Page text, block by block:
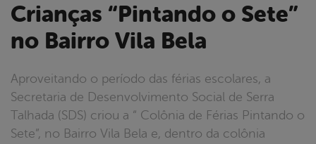
Crianças “Pintando o Sete”
no Bairro Vila Bela
Aproveitando o período das férias escolares, a
Secretaria de Desenvolvimento Social de Serra
Talhada (SDS) criou a “ Colônia de Férias Pintando o
Sete”, no Bairro Vila Bela e, dentro da colônia